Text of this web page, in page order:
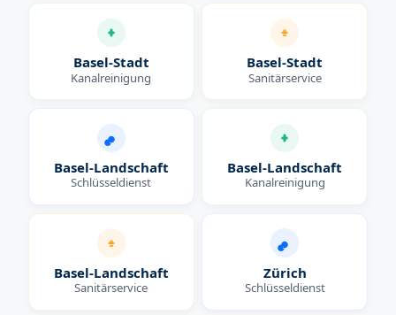
Basel-Stadt
Kanalreinigung
Basel-Stadt
Sanitärservice
Basel-Landschaft
Schlüsseldienst
Basel-Landschaft
Kanalreinigung
Basel-Landschaft
Sanitärservice
Zürich
Schlüsseldienst